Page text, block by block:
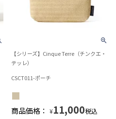
【シリーズ】Cinque Terre（チンクエ・
テッレ）
CSCT011-ポーチ
商品価格： ¥11,000税込